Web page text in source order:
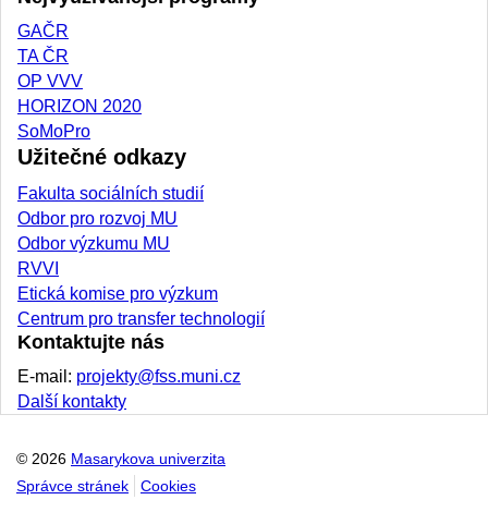
GAČR
TA ČR
OP VVV
HORIZON 2020
SoMoPro
Užitečné odkazy
Fakulta sociálních studií
Odbor pro rozvoj MU
Odbor výzkumu MU
RVVI
Etická komise pro výzkum
Centrum pro transfer technologií
Kontaktujte nás
E-mail: projekty@fss.muni.cz
Další kontakty
© 2026 Masarykova univerzita
Správce stránek
Cookies